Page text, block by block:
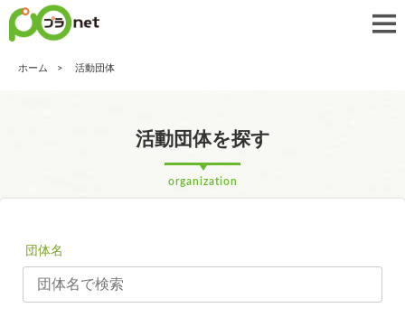
ホーム 活動団体
活動団体を探す
organization
団体名